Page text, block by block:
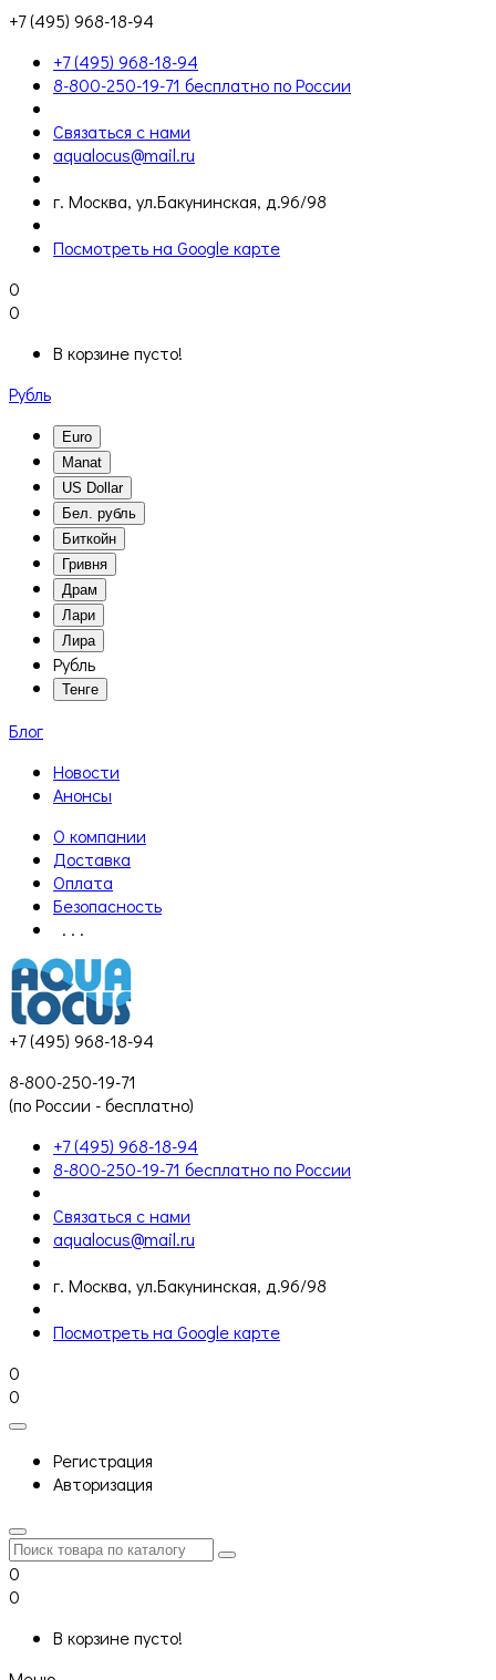
+7 (495) 968-18-94
+7 (495) 968-18-94
8-800-250-19-71 бесплатно по России
Связаться с нами
aqualocus@mail.ru
г. Москва, ул.Бакунинская, д.96/98
Посмотреть на Google карте
0
0
В корзине пусто!
Рубль
Euro
Manat
US Dollar
Бел. рубль
Биткойн
Гривня
Драм
Лари
Лира
Рубль
Тенге
Блог
Новости
Анонсы
О компании
Доставка
Оплата
Безопасность
. . .
+7 (495) 968-18-94
8-800-250-19-71
(по России - бесплатно)
+7 (495) 968-18-94
8-800-250-19-71 бесплатно по России
Связаться с нами
aqualocus@mail.ru
г. Москва, ул.Бакунинская, д.96/98
Посмотреть на Google карте
0
0
Регистрация
Авторизация
0
0
В корзине пусто!